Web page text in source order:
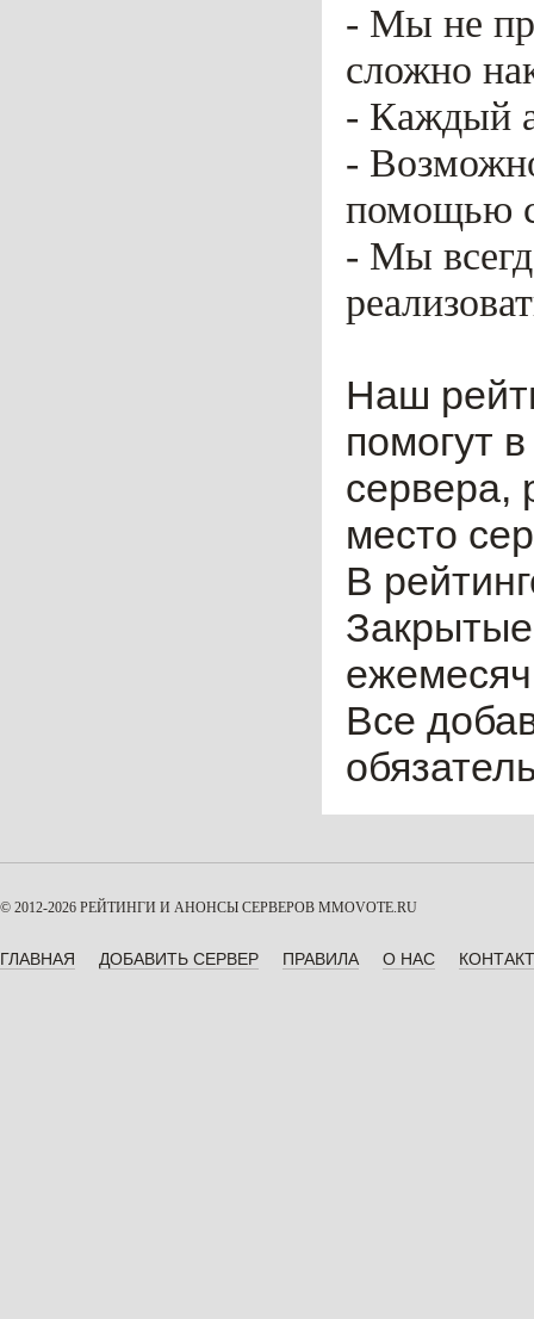
- Мы не
сложно
- Каждый
-
помощью
- Мы
Наш
помогут
сервера,
место
В
Все
© 2012-2026 РЕЙТИНГИ И АНОНСЫ СЕРВЕРОВ MMOVOTE.RU
ГЛАВНАЯ ДОБАВИТЬ СЕРВЕР ПРАВИЛА О НАС